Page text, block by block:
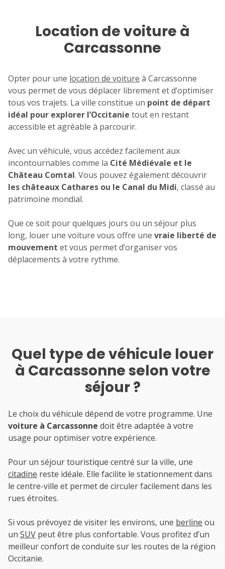
Location de voiture à
Carcassonne
Opter pour une location de voiture à Carcassonne
vous permet de vous déplacer librement et d’optimiser
tous vos trajets. La ville constitue un point de départ
idéal pour explorer l’Occitanie tout en restant
accessible et agréable à parcourir.
Avec un véhicule, vous accédez facilement aux
incontournables comme la Cité Médiévale et le
Château Comtal. Vous pouvez également découvrir
les châteaux Cathares ou le Canal du Midi, classé au
patrimoine mondial.
Que ce soit pour quelques jours ou un séjour plus
long, louer une voiture vous offre une vraie liberté de
mouvement et vous permet d’organiser vos
déplacements à votre rythme.
Quel type de véhicule louer
à Carcassonne selon votre
séjour ?
Le choix du véhicule dépend de votre programme. Une
voiture à Carcassonne doit être adaptée à votre
usage pour optimiser votre expérience.
Pour un séjour touristique centré sur la ville, une
citadine reste idéale. Elle facilite le stationnement dans
le centre-ville et permet de circuler facilement dans les
rues étroites.
Si vous prévoyez de visiter les environs, une berline ou
un SUV peut être plus confortable. Vous profitez d’un
meilleur confort de conduite sur les routes de la région
Occitanie.